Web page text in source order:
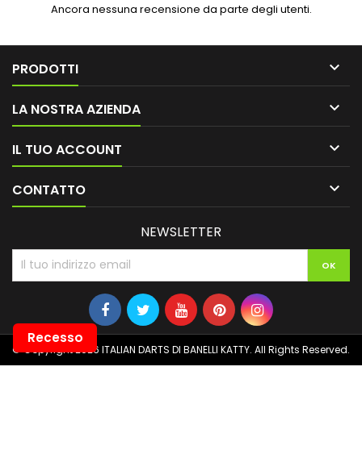
Ancora nessuna recensione da parte degli utenti.
PRODOTTI 
LA NOSTRA AZIENDA 
IL TUO ACCOUNT 
CONTATTO 
NEWSLETTER
© Copyright 2026 ITALIAN DARTS DI BANELLI KATTY. All Rights Reserved.
Recesso